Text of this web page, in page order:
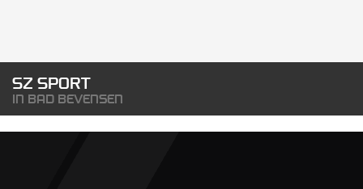
SZ SPORT
IN BAD BEVENSEN